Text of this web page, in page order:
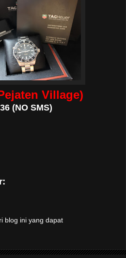
Village)
(NO SMS)
blog ini yang dapat